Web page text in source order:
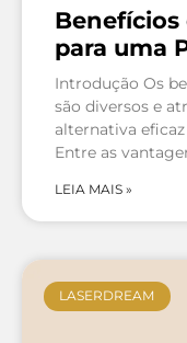
Benefícios
para uma
Introdução Os
são diversos e
alternativa
Entre as
LEIA MAIS »
LASERDREAM